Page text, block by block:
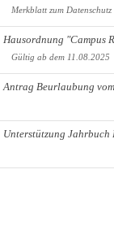
Merkblatt zum Datenschutz
Hausordnung "Campus
Gültig ab dem 11.08.2025
Antrag Beurlaubung
Unterstützung Jahrbuch